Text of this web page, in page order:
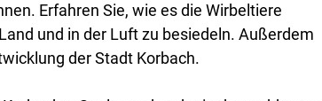
Erfahren Sie, wie es die Wirbeltiere
und in der Luft zu besiedeln. Außerdem
der Stadt Korbach.